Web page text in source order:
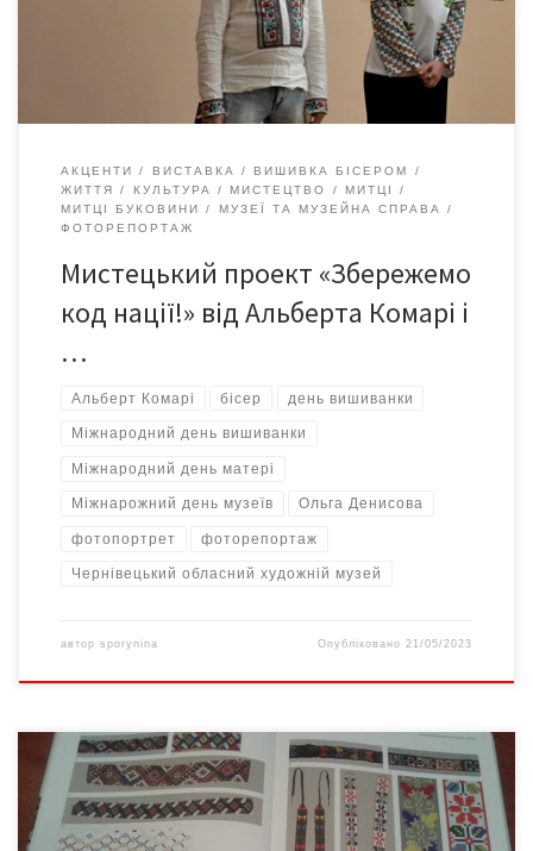
наукового сектору декоративно-прикладного мистецтва, та
фотопортрети у вишиванках, створені Альбертом Комарі,
старшим науковим співробітником наукового сектору […]
АКЦЕНТИ ВИСТАВКА
ВИШИВКА БІСЕРОМ
ЖИТТЯ
КУЛЬТУРА МИСТЕЦТВО
МИТЦІ
МИТЦІ БУКОВИНИ
МУЗЕЇ ТА МУЗЕЙНА СПРАВА
ФОТОРЕПОРТАЖ
Мистецький проект «Збережемо
код нації!» від Альберта Комарі і
…
Альберт Комарі бісер день вишиванки
Міжнародний день вишиванки
Міжнародний день матері
Міжнарожний день музеїв Ольга Денисова
фотопортрет фоторепортаж
Чернівецький обласний художній музей
автор sporynina Опубліковано21/05/2023
Учора, 11 жовтня, в Учбово-методичному центрі культури
Буковини презентоване видання «Стародавні буковинські